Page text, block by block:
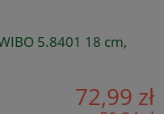
5.8401 18 cm,
72,99 zł